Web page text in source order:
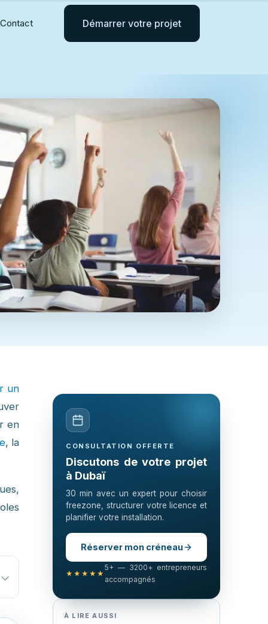
Contact Démarrer votre projet
un
en
, la CONSULTATION OFFERTE
Discutons de votre projet
à Dubaï
30 min avec un expert pour choisir
freezone, structurer votre licence et
planifier votre installation.
Réserver mon créneau
★★★★★
5+ — 3200+ entrepreneurs
accompagnés
À LIRE AUSSI